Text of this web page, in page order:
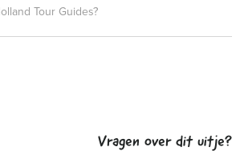
Tour Guides?
Vragen over dit uitje?